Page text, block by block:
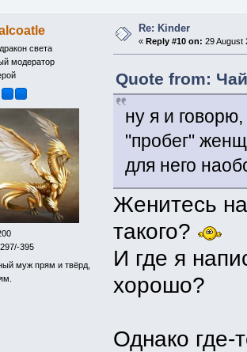
света
модератор
395
муж прям и твёрд,
Re: Kinder
«Reply #10 on: 29 August
Quote from:
ну я и
"пробег"
для него
Женитесь
такого?
И где я
хорошо?
Однако где-